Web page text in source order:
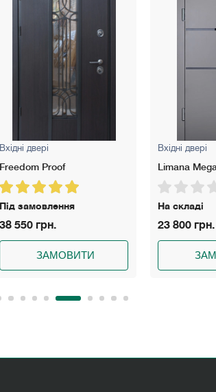
Вхідні двері
Limana Megapolis Gray
На складі
23 800 грн.
ЗАМОВИТИ
Вхідні двері
Madrida
Немає в
20 750 грн.